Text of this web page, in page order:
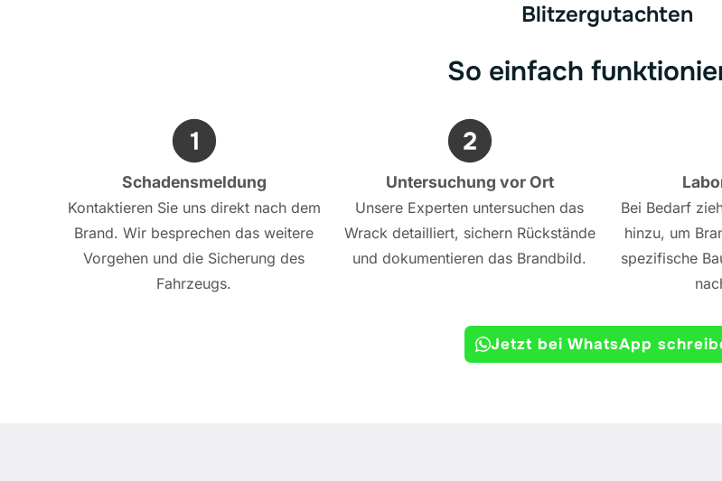
Blitzergutachten
So einfach
Schadensmeldung
Kontaktieren Sie uns direkt nach dem
Brand. Wir besprechen das weitere
Vorgehen und die Sicherung des
Fahrzeugs.
Untersuchung vor Ort
Unsere Experten untersuchen das
Wrack detailliert, sichern Rückstände
und dokumentieren das Brandbild.
Bei Bedarf
hinzu, um
spezifische
Jetzt bei WhatsApp